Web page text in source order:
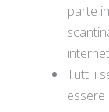
parte
Tutti i
essere